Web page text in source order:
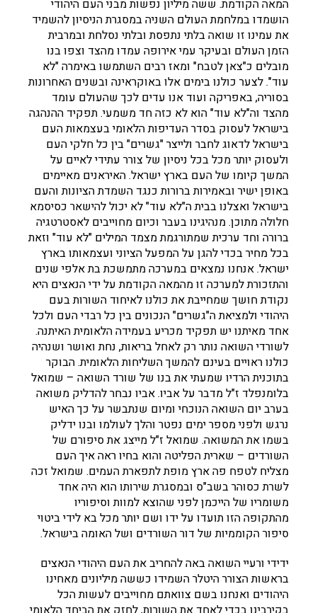
המאה הקודמת. ששה מיליון נפשות מבני העם היהודי
הושמדו במלחמת העולם השניה במסגרת הניסיון להשמיד
את עמינו זו שואה בלתי נתפסת ובלתי נסלחת ובמרבית
הזמן העולם ובעיקר עמי אירופה עמדו מהצד וצפו בנו
מובלים כ"צאן לטבח" ומאז רבים השתמשו באימרה "לא
עוד". לצער כולנו בימים אלו באוקראינה ובשנים האחרונות
בסוריה, באפריקה ועוד אנו עדים לכך שהעולם עומד
מהצד וה"לא עוד" הוא לא כזה חד משמעי. תפקיד ההנהגה
בישראל לעסוק בסדר העדיפות הלאומי בעצמאות העם
בישראל לדאוג לחבר ולייצר "גשרים" בין כל חלקי העם
ולעסוק יותר מכל בכל ניסיון של צורר עתידי לאיים על
המשך קיומו של העם בארץ ישראל. האיראנים מאיימים
באופן ישיר ובאמירות ברורות כנגד השמדת הציונות והעם
בישראל ואצלנו בבית ה"לא עוד" לא יכול להישאר כסיסמא
חלולה מתוכן. מנהיגינו בעבר וכיום מחוייבים לאסטרטגיה
ברורה וחד ערכית שמתורגמת מצמד המילים "לא עוד" וזאת
בכל מחיר בכדי להגן על המפעל הציוני ועצמאותו בארץ
ישראל. אנחנו נמצאים במערכה מתמשכת בת אלפי שנים
והתזכורת למערכה זו מהמאה הקודמת על ידי הנאצים היא
נקודת חושך שמחייבת את כולנו לאיחוד השורות בעם
היהודי ולמציאת ה"גשרים" הנכונים בין כל רבדי העם ולכל
אחד מאיתנו יש תפקיד מכריע בעמידה הלאומית האיתנה.
לשורדי השואה נותר רק לאחל בריאות, נחת ואושר ושנהיה
כולנו ראויים בעינם להמשך השליחות הלאומית. הבוקר
בתוכנית הרדיו שמעתי את בנו של שורד השואה – שמואל
בלומנפלד ז"ל מדבר על אביו. אביו נבחר להדליק משואה
בערב יום השואה הנוכחי ומיום שנתבשר על כך האיש
נרגש ולפני מספר ימים נפטר והלך לעולמו ובנו ידליק
בשמו את המשואה. שמואל ז"ל מייצג את סיפורם של
השורדים – שארית הפליטה והוא בחיו ראה איך העם
מצליח לטפח פה ארץ מופת לתפארת העמים. שמואל זכה
לשרת כסוהר בשב"ס ובמסגרת שירותו הוא היה אחד
משומריו של הייכמן לפני שהוצא למוות וסיפוריו
מהתקופה הזו תועדו על ידו ושם יותר מכל בא לידי ביטוי
סיפור הקוממיות של דור השורדים ושל האומה בישראל.
ידידי ורעיי השואה באה להחריב את העם היהודי הנאצים
בראשות הצורר היטלר השמידו כששה מיליונים מאחינו
היהודים ואנחנו בשם צוואתם מחוייבים לעשות הכל